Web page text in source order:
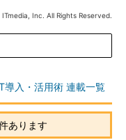
Inc. All Rights Reserved.
入・活用術 連載一覧
あります